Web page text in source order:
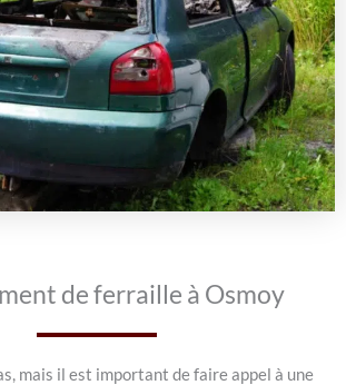
de ferraille à Osmoy
mais il est important de faire appel à une